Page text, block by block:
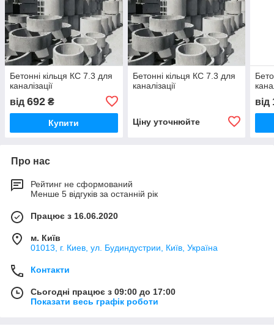
Бетонні кільця КС 7.3 для
каналізації
від 692 ₴
Купити
Бетонні кільця КС 7.3 для
каналізації
Ціну уточнюйте
від
Про нас
Рейтинг не сформований
Менше 5 відгуків за останній рік
Працює з 16.06.2020
м. Київ
01013, г. Киев, ул. Будиндустрии, Київ, Україна
Контакти
Сьогодні працює з 09:00 до 17:00
Показати весь графік роботи